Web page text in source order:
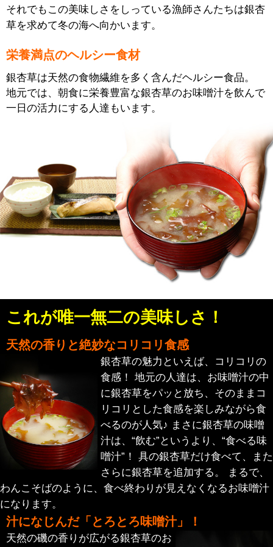
それでもこの美味しさをしっている漁師さんたちは銀杏
草を求めて冬の海へ向かいます。
栄養満点のヘルシー食材
銀杏草は天然の食物繊維を多く含んだヘルシー食品。
地元では、朝食に栄養豊富な銀杏草のお味噌汁を飲んで
一日の活力にする人達もいます。
これが唯一無二の美味しさ！
天然の香りと絶妙なコリコリ食感
銀杏草の魅力といえば、コリコリの
食感！ 地元の人達は、お味噌汁の中
に銀杏草をパッと放ち、そのままコ
リコリとした食感を楽しみながら食
べるのが人気♪ まさに銀杏草の味噌
汁は、“飲む”というより、“食べる味
噌汁”！ 具の銀杏草だけ食べて、また
さらに銀杏草を追加する。 まるで、
わんこそばのように、食べ終わりが見えなくなるお味噌汁
になります。
汁になじんだ「とろとろ味噌汁」！
天然の磯の香りが広がる銀杏草のお